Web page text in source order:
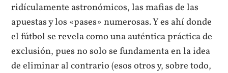
ridículamente astronómicos, las mafias de las
apuestas y los «pases» numerosas. Y es ahí donde
el fútbol se revela como una auténtica práctica de
exclusión, pues no solo se fundamenta en la idea
de eliminar al contrario (esos otros y, sobre todo,